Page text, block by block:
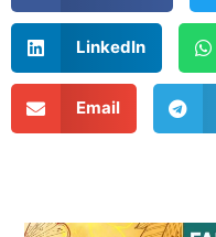
LinkedIn
Email